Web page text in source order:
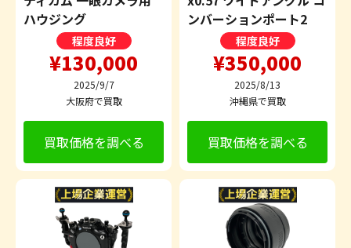
ハウジング
程度良好
¥130,000
2025/9/7
大阪府で買取
買取価格を調べる
ンバーションポート2
程度良好
¥350,000
2025/8/13
沖縄県で買取
買取価格を調べる